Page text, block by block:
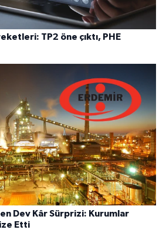
TP2 öne çıktı, PHE
Dev Kâr Sürprizi: Kurumlar
Etti